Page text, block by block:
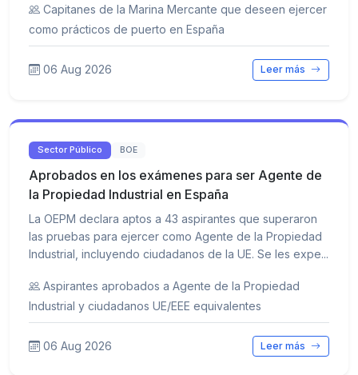
Capitanes de la Marina Mercante que deseen ejercer
como prácticos de puerto en España
06 Aug 2026 Leer más
Sector Público BOE
Aprobados en los exámenes para ser Agente de
la Propiedad Industrial en España
La OEPM declara aptos a 43 aspirantes que superaron
las pruebas para ejercer como Agente de la Propiedad
Industrial, incluyendo ciudadanos de la UE. Se les expe...
Aspirantes aprobados a Agente de la Propiedad
Industrial y ciudadanos UE/EEE equivalentes
06 Aug 2026 Leer más